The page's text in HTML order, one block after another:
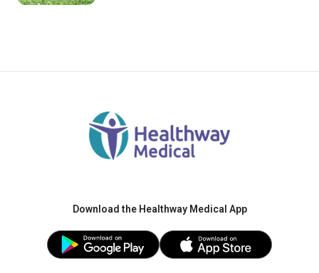
Download the Healthway Medical App